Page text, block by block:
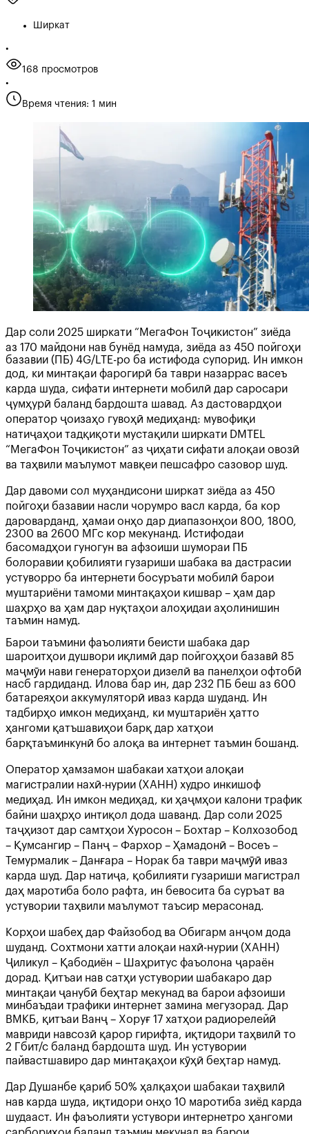
Ширкат
•
168 просмотров
•
Время чтения: 1 мин
Дар соли 2025 ширкати “МегаФон Тоҷикистон” зиёда
аз 170 майдони нав бунёд намуда, зиёда аз 450 пойгоҳи
базавии (ПБ) 4G/LTE-ро ба истифода супорид. Ин имкон
дод, ки минтақаи фарогирӣ ба таври назаррас васеъ
карда шуда, сифати интернети мобилӣ дар саросари
ҷумҳурӣ баланд бардошта шавад. Аз дастовардҳои
оператор ҷоизаҳо гувоҳӣ медиҳанд: мувофиқи
натиҷаҳои тадқиқоти мустақили ширкати DMTEL
“МегаФон Тоҷикистон” аз ҷиҳати сифати алоқаи овозӣ
ва таҳвили маълумот мавқеи пешсафро сазовор шуд.
Дар давоми сол муҳандисони ширкат зиёда аз 450
пойгоҳи базавии насли чорумро васл карда, ба кор
дароварданд, ҳамаи онҳо дар диапазонҳои 800, 1800,
2300 ва 2600 МГс кор мекунанд. Истифодаи
басомадҳои гуногун ва афзоиши шумораи ПБ
болоравии қобилияти гузариши шабака ва дастрасии
устуворро ба интернети босуръати мобилӣ барои
муштариёни тамоми минтақаҳои кишвар – ҳам дар
шаҳрҳо ва ҳам дар нуқтаҳои алоҳидаи аҳолинишин
таъмин намуд.
Барои таъмини фаъолияти беисти шабака дар
шароитҳои душвори иқлимӣ дар пойгоҳҳои базавӣ 85
маҷмӯи нави генераторҳои дизелӣ ва панелҳои офтобӣ
насб гардиданд. Илова бар ин, дар 232 ПБ беш аз 600
батареяҳои аккумуляторӣ иваз карда шуданд. Ин
тадбирҳо имкон медиҳанд, ки муштариён ҳатто
ҳангоми қатъшавиҳои барқ дар хатҳои
барқтаъминкунӣ бо алоқа ва интернет таъмин бошанд.
Оператор ҳамзамон шабакаи хатҳои алоқаи
магистралии нахӣ-нурии (ХАНН) худро инкишоф
медиҳад. Ин имкон медиҳад, ки ҳаҷмҳои калони трафик
байни шаҳрҳо интиқол дода шаванд. Дар соли 2025
таҷҳизот дар самтҳои Хуросон – Бохтар – Колхозобод
– Қумсангир – Панҷ – Фархор – Ҳамадонӣ – Восеъ –
Темурмалик – Данғара – Норак ба таври маҷмӯӣ иваз
карда шуд. Дар натиҷа, қобилияти гузариши магистрал
даҳ маротиба боло рафта, ин бевосита ба суръат ва
устувории таҳвили маълумот таъсир мерасонад.
Корҳои шабеҳ дар Файзобод ва Обигарм анҷом дода
шуданд. Сохтмони хатти алоқаи нахӣ-нурии (ХАНН)
Ҷиликул – Қабодиён – Шаҳритус фаъолона ҷараён
дорад. Қитъаи нав сатҳи устувории шабакаро дар
минтақаи ҷанубӣ беҳтар мекунад ва барои афзоиши
минбаъдаи трафики интернет замина мегузорад. Дар
ВМКБ, қитъаи Ванҷ – Хоруғ 17 хатҳои радиорелейӣ
мавриди навсозӣ қарор гирифта, иқтидори таҳвилӣ то
2 Гбит/с баланд бардошта шуд. Ин устувории
пайвастшавиро дар минтақаҳои кӯҳӣ беҳтар намуд.
Дар Душанбе қариб 50% ҳалқаҳои шабакаи таҳвилӣ
нав карда шуда, иқтидори онҳо 10 маротиба зиёд карда
шудааст. Ин фаъолияти устувори интернетро ҳангоми